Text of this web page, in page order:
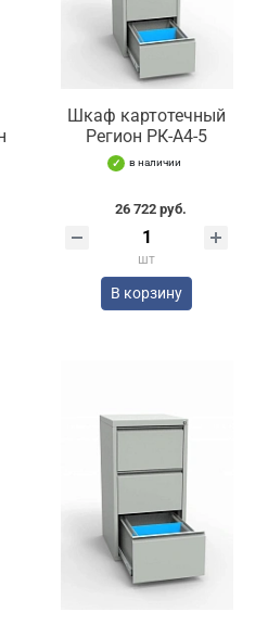
Шкаф картотечный
Регион РК-А4-5
в наличии
26 722 руб.
шт
В корзину